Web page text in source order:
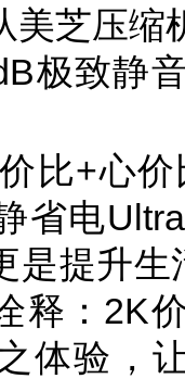
芝压缩
极致静
比+心
省电
是提升生
释：2K
体验，